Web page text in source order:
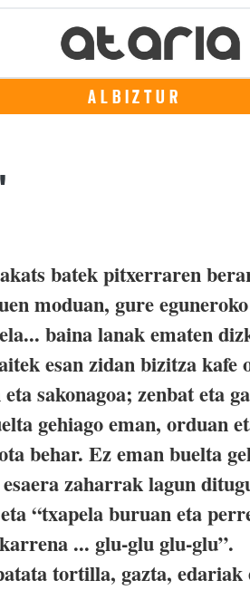
ALBIZTUR
batek pitxerraren
moduan, gure
baina lanak ematen
esan zidan bizitza kafe
sakonagoa; zenbat eta
gehiago eman, orduan
behar. Ez eman buelta
zaharrak lagun
“txapela buruan eta
... glu-glu glu-glu”.
tortilla, gazta, edariak